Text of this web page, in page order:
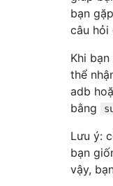
bạn
câu hỏi
Khi
thể
adb
bằng
Lưu ý:
bạn
vậy,